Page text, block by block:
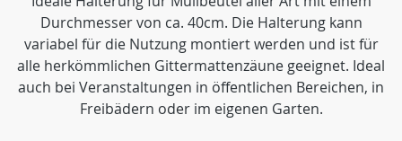
Durchmesser von ca. 40cm. Die Halterung kann
variabel für die Nutzung montiert werden und ist für
alle herkömmlichen Gittermattenzäune geeignet. Ideal
auch bei Veranstaltungen in öffentlichen Bereichen, in
Freibädern oder im eigenen Garten.